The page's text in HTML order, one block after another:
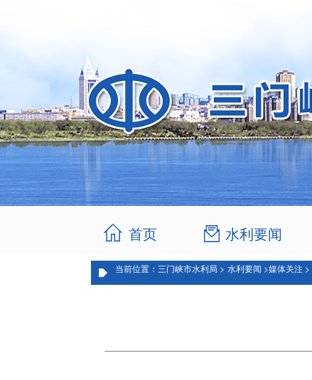
首页 水利要闻
当前位置：三门峡市水利局 > 水利要闻 >媒体关注 >